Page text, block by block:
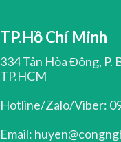
TP.Hồ Chí Minh
334 Tân Hòa Đông, P.
TP.HCM
Hotline/Zalo/Viber:
Email: